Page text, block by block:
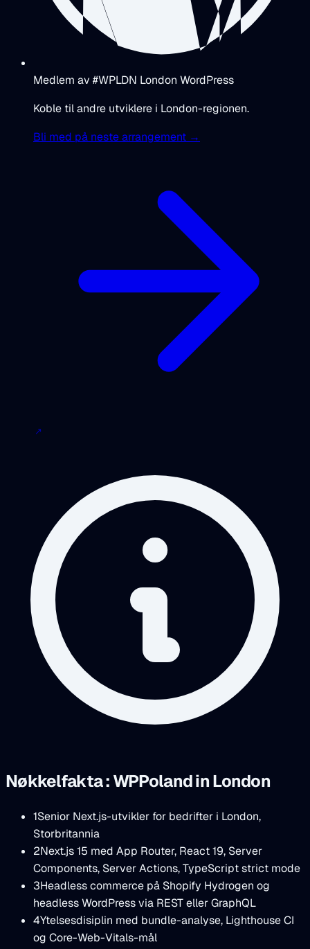
Medlem av #WPLDN London WordPress
Koble til andre utviklere i London-regionen.
Bli med på neste arrangement →
Nøkkelfakta : WPPoland in London
1Senior Next.js-utvikler for bedrifter i London,
Storbritannia
2Next.js 15 med App Router, React 19, Server
Components, Server Actions, TypeScript strict mode
3Headless commerce på Shopify Hydrogen og
headless WordPress via REST eller GraphQL
4Ytelsesdisiplin med bundle-analyse, Lighthouse CI
og Core-Web-Vitals-mål